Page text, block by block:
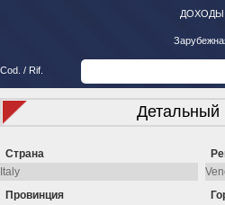
ДОХОДЫ
Cod. / Rif.
Детальный
Страна
Провинция